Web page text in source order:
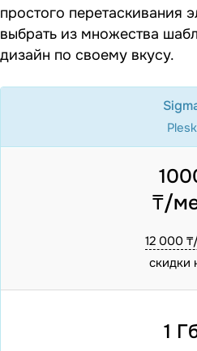
простого перетаскивания
выбрать из множества
дизайн по своему вкусу.
Plesk
₸/
12 000
скидки
1